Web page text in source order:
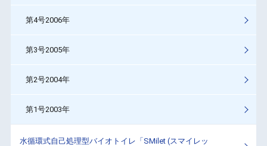
第4号2006年
第3号2005年
第2号2004年
第1号2003年
水循環式自己処理型バイオトイレ「SMilet (スマイレッ